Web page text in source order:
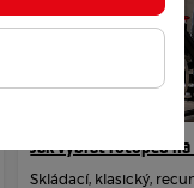
Jak vybrat rotoped
Skládací, klasický,